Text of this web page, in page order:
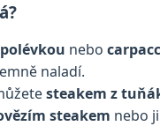
nebo
naladí.
steakem z
steakem nebo